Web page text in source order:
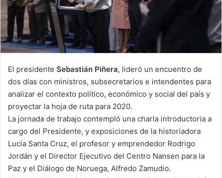
El presidente Sebastián Piñera, lideró un encuentro de
dos días con ministros, subsecretarios e intendentes para
analizar el contexto político, económico y social del país y
proyectar la hoja de ruta para 2020.
La jornada de trabajo contempló una charla introductoria a
cargo del Presidente, y exposiciones de la historiadora
Lucía Santa Cruz, el profesor y emprendedor Rodrigo
Jordán y el Director Ejecutivo del Centro Nansen para la
Paz y el Diálogo de Noruega, Alfredo Zamudio.